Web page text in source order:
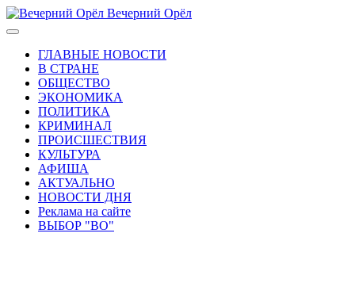
Вечерний Орёл
ГЛАВНЫЕ НОВОСТИ
В СТРАНЕ
ОБЩЕСТВО
ЭКОНОМИКА
ПОЛИТИКА
КРИМИНАЛ
ПРОИСШЕСТВИЯ
КУЛЬТУРА
АФИША
АКТУАЛЬНО
НОВОСТИ ДНЯ
Реклама на сайте
ВЫБОР "ВО"